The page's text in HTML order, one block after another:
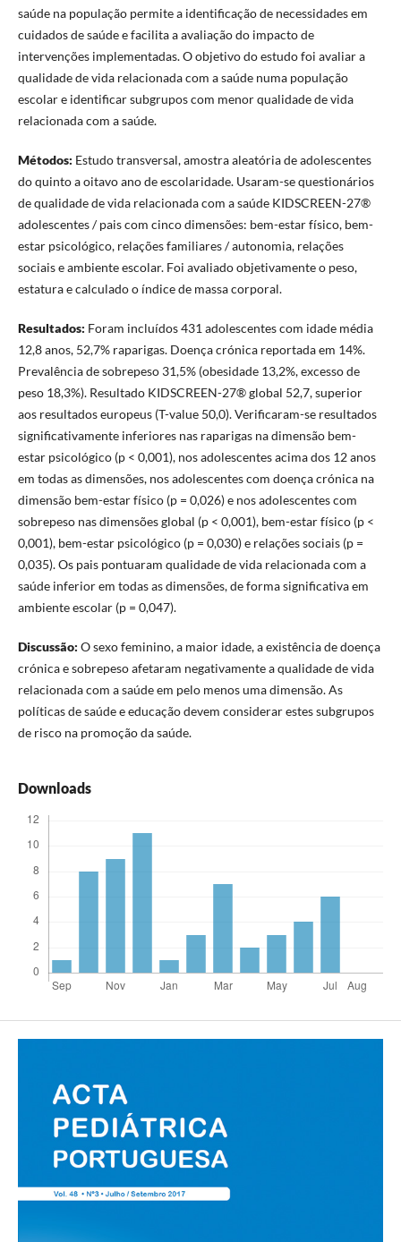
saúde na população permite a identificação de necessidades em
cuidados de saúde e facilita a avaliação do impacto de
intervenções implementadas. O objetivo do estudo foi avaliar a
qualidade de vida relacionada com a saúde numa população
escolar e identificar subgrupos com menor qualidade de vida
relacionada com a saúde.
Métodos: Estudo transversal, amostra aleatória de adolescentes
do quinto a oitavo ano de escolaridade. Usaram-se questionários
de qualidade de vida relacionada com a saúde KIDSCREEN-27®
adolescentes / pais com cinco dimensões: bem-estar físico, bem-
estar psicológico, relações familiares / autonomia, relações
sociais e ambiente escolar. Foi avaliado objetivamente o peso,
estatura e calculado o índice de massa corporal.
Resultados: Foram incluídos 431 adolescentes com idade média
12,8 anos, 52,7% raparigas. Doença crónica reportada em 14%.
Prevalência de sobrepeso 31,5% (obesidade 13,2%, excesso de
peso 18,3%). Resultado KIDSCREEN-27® global 52,7, superior
aos resultados europeus (T-value 50,0). Verificaram-se resultados
significativamente inferiores nas raparigas na dimensão bem-
estar psicológico (p < 0,001), nos adolescentes acima dos 12 anos
em todas as dimensões, nos adolescentes com doença crónica na
dimensão bem-estar físico (p = 0,026) e nos adolescentes com
sobrepeso nas dimensões global (p < 0,001), bem-estar físico (p <
0,001), bem-estar psicológico (p = 0,030) e relações sociais (p =
0,035). Os pais pontuaram qualidade de vida relacionada com a
saúde inferior em todas as dimensões, de forma significativa em
ambiente escolar (p = 0,047).
Discussão: O sexo feminino, a maior idade, a existência de doença
crónica e sobrepeso afetaram negativamente a qualidade de vida
relacionada com a saúde em pelo menos uma dimensão. As
políticas de saúde e educação devem considerar estes subgrupos
de risco na promoção da saúde.
Downloads